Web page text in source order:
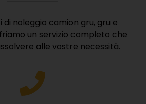
noleggio camion gru, gru e
un servizio completo che
alle vostre necessità.